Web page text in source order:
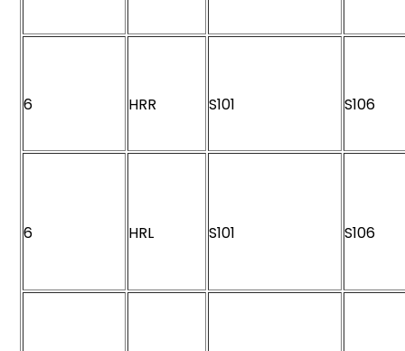
6 HRR S101 S106
6 HRL S101 S106